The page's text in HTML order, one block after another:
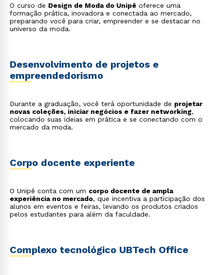
ciclo de vida das peças dentro da indústria, análise
de mercado, branding e estratégias de venda;
Pesquisa de tendências : investigação de
comportamentos de consumo e antecipação de
movimentos criativos e comerciais do setor;
O curso de Design de Moda do Unipê oferece uma
formação prática, inovadora e conectada ao mercado,
preparando você para criar, empreender e se destacar no
universo da moda.
Desenvolvimento de projetos e
empreendedorismo
Durante a graduação, você terá oportunidade de projetar
novas coleções, iniciar negócios e fazer networking,
colocando suas ideias em prática e se conectando com o
mercado da moda.
Corpo docente experiente
O Unipê conta com um corpo docente de ampla
experiência no mercado, que incentiva a participação dos
alunos em eventos e feiras, levando os produtos criados
pelos estudantes para além da faculdade.
Complexo tecnológico UBTech Office